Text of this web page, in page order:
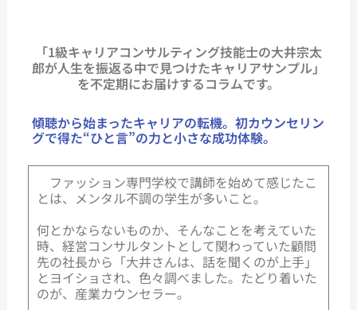
「1級キャリアコンサルティング技能士の大井宗太
郎が人生を振返る中で見つけたキャリアサンプル」
を不定期にお届けするコラムです。
傾聴から始まったキャリアの転機。初カウンセリン
グで得た“ひと言”の力と小さな成功体験。
ファッション専門学校で講師を始めて感じたこ
とは、メンタル不調の学生が多いこと。
何とかならないものか、そんなことを考えていた
時、経営コンサルタントとして関わっていた顧問
先の社長から「大井さんは、話を聞くのが上手」
とヨイショされ、色々調べました。たどり着いた
のが、産業カウンセラー。